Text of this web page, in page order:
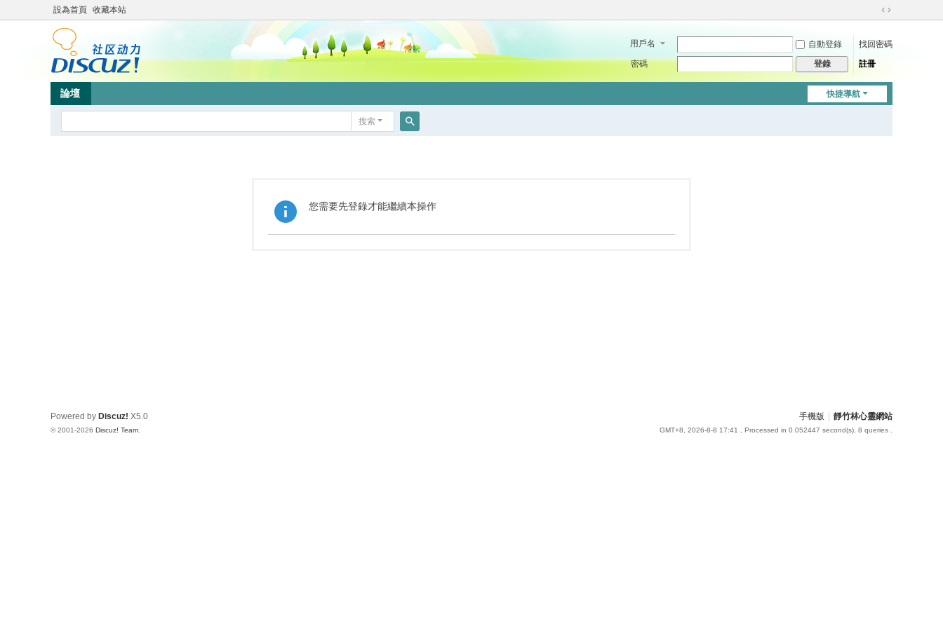
設為首頁 收藏本站
切
到
用戶名 自動登錄
找回密碼
密碼
登錄 註冊
快捷導航
論壇
搜索
您需要先登錄才能繼續本操作
手機版 靜竹林心靈網站
GMT+8, 2026-8-8 17:41 , Processed in 0.052447 second(s), 8 queries .
Powered by Discuz! X5.0
© 2001-2026 Discuz! Team